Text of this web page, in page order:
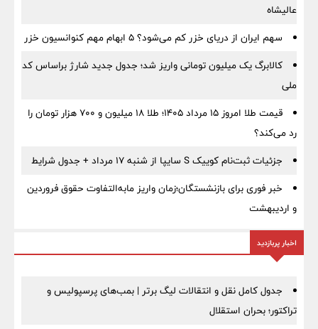
عالیشاه
سهم ایران از دریای خزر کم می‌شود؟ ۵ ابهام مهم کنوانسیون خزر
کالابرگ یک میلیون تومانی واریز شد؛ جدول جدید شارژ براساس کد
ملی
قیمت طلا امروز ۱۵ مرداد ۱۴۰۵؛ طلا ۱۸ میلیون و ۷۰۰ هزار تومان را
رد می‌کند؟
جزئیات ثبت‌نام کوییک S سایپا از شنبه ۱۷ مرداد + جدول شرایط
خبر فوری برای بازنشستگان؛زمان واریز مابه‌التفاوت حقوق فروردین
و اردیبهشت
اخبار پربازدید
جدول کامل نقل و انتقالات لیگ برتر | بمب‌های پرسپولیس و
تراکتور؛ بحران استقلال